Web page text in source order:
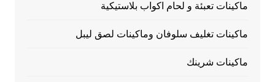
ماكينات تعبئة و لحام اكواب بلاستيكية
ماكينات تغليف سلوفان وماكينات لصق ليبل
ماكينات شرينك